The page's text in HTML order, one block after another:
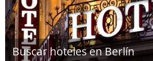
Buscar hoteles en Berlín